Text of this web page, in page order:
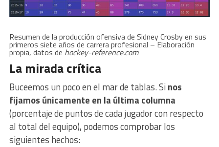
Resumen de la producción ofensiva de Sidney Crosby en sus
primeros siete años de carrera profesional – Elaboración
propia, datos de hockey-reference.com
La mirada crítica
Buceemos un poco en el mar de tablas. Sinos
fijamos únicamente en la última columna
(porcentaje de puntos de cada jugador con respecto
al total del equipo), podemos comprobar los
siguientes hechos: